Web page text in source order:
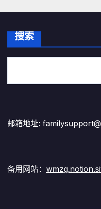
搜索
邮箱地址:
备用网站：